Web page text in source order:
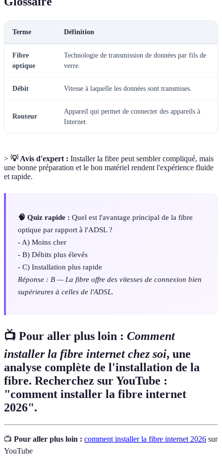
Terme Définition
Fibre
optique
Technologie de transmission de données par fils de
verre.
Débit Vitesse à laquelle les données sont transmises.
Routeur
Appareil qui permet de connecter des appareils à
Internet.
> 💡 Avis d'expert : Installer la fibre peut sembler compliqué, mais
une bonne préparation et le bon matériel rendent l'expérience fluide
et rapide.
🧠 Quiz rapide : Quel est l'avantage principal de la fibre
optique par rapport à l'ADSL ?
- A) Moins cher
- B) Débits plus élevés
- C) Installation plus rapide
Réponse : B — La fibre offre des vitesses de connexion bien
supérieures à celles de l'ADSL.
📺 Pour aller plus loin : Comment
installer la fibre internet chez soi, une
analyse complète de l'installation de la
fibre. Recherchez sur YouTube :
"comment installer la fibre internet
2026".
📺 Pour aller plus loin : comment installer la fibre internet 2026 sur
YouTube